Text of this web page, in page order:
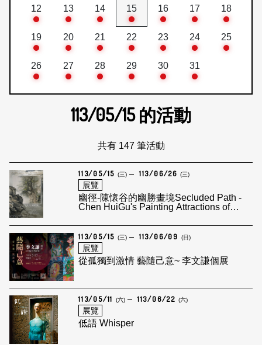
12 13 14 15 16 17 18
19 20 21 22 23 24 25
26 27 28 29 30 31
113/05/15的活動
共有 147 筆活動
113/05/15 (三) 113/06/26 (三)
展覽
幽徑-陳懷谷的幽勝畫境Secluded Path -
Chen HuiGu's Painting Attractions of
113/05/15 (三) 113/06/09 (日)
展覽
從孤獨到激情 藝隨己意~ 李文謙個展
113/05/11 (六) 113/06/22 (六)
展覽
低語 Whisper